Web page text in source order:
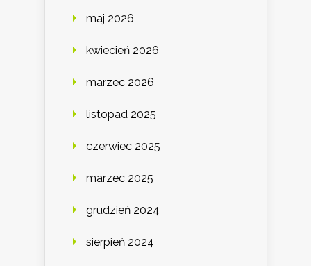
maj 2026
kwiecień 2026
marzec 2026
listopad 2025
czerwiec 2025
marzec 2025
grudzień 2024
sierpień 2024